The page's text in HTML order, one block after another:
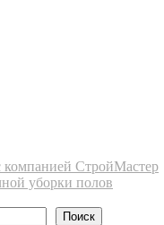
СтройМастер
уборки полов
Поиск